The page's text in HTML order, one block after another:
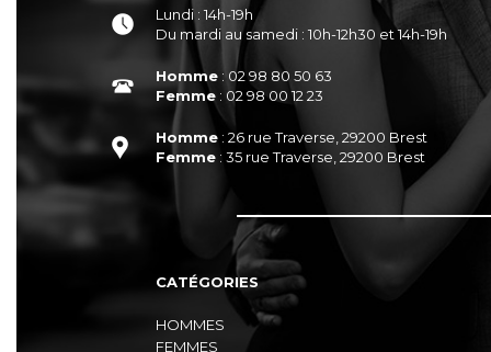
Lundi : 14h-19h
Du mardi au samedi : 10h-12h30 et 14h-19h
Homme : 02 98 80 50 63
Femme : 02 98 00 12 23
Homme : 26 rue Traverse, 29200 Brest
Femme : 35 rue Traverse, 29200 Brest
CATÉGORIES
HOMMES
FEMMES